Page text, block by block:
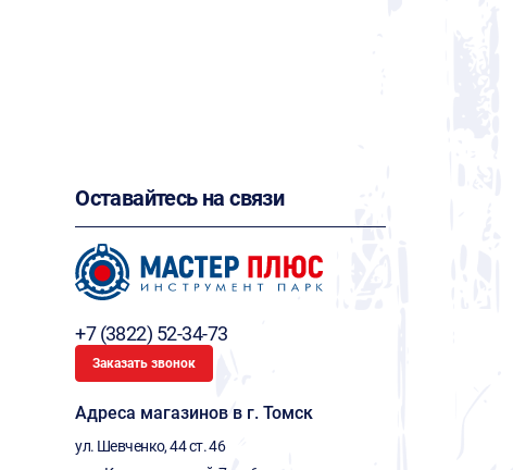
Оставайтесь на связи
+7 (3822) 52-34-73
Заказать звонок
Адреса магазинов в г. Томск
ул. Шевченко, 44 ст. 46